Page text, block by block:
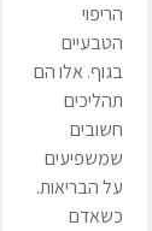
הריפוי
הטבעיים
בגוף. אלו הם
תהליכים
חשובים
שמשפיעים
על הבריאות.
כשאדם